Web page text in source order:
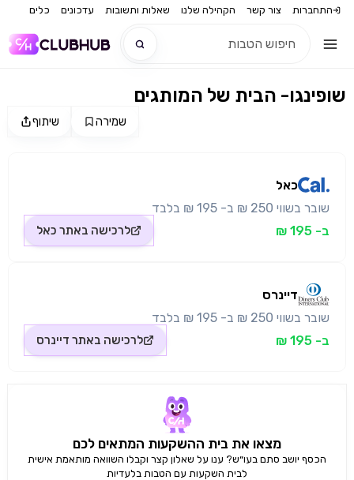
התחברות צור קשר הקהילה שלנו שאלות ותשובות עדכונים כלים
שיתוף שמירה
שופינגו- הבית של המותגים
כאל
שובר בשווי 250 ₪ ב- 195 ₪ בלבד
ב- 195 ₪
לרכישה באתר כאל
דיינרס
שובר בשווי 250 ₪ ב- 195 ₪ בלבד
ב- 195 ₪
לרכישה באתר דיינרס
מצאו את בית ההשקעות המתאים לכם
הכסף יושב סתם בעו״ש? ענו על שאלון קצר וקבלו השוואה מותאמת אישית
לבית השקעות עם הטבות בלעדיות